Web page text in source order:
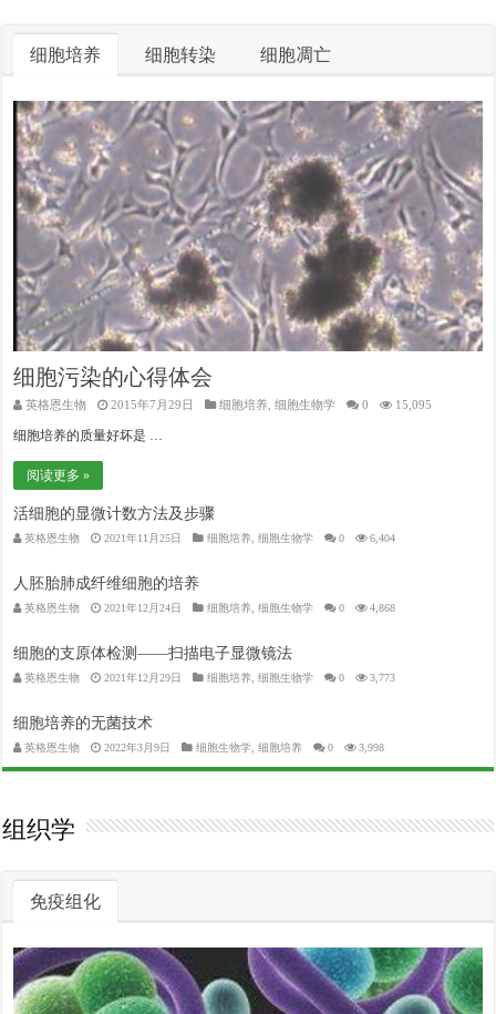
细胞培养 细胞转染 细胞凋亡
细胞污染的心得体会
英格恩生物 2015年7月29日 细胞培养 ,细胞生物学 0 15,095
细胞培养的质量好坏是 …
阅读更多 »
活细胞的显微计数方法及步骤
英格恩生物 2021年11月25日 细胞培养 ,细胞生物学 0 6,404
人胚胎肺成纤维细胞的培养
英格恩生物 2021年12月24日 细胞培养 ,细胞生物学 0 4,868
细胞的支原体检测——扫描电子显微镜法
英格恩生物 2021年12月29日 细胞培养 ,细胞生物学 0 3,773
细胞培养的无菌技术
英格恩生物 2022年3月9日 细胞生物学 ,细胞培养 0 3,998
组织学
免疫组化